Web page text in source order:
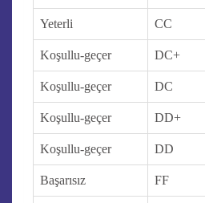
Yeterli CC
Koşullu-geçer DC+
Koşullu-geçer DC
Koşullu-geçer DD+
Koşullu-geçer DD
Başarısız FF